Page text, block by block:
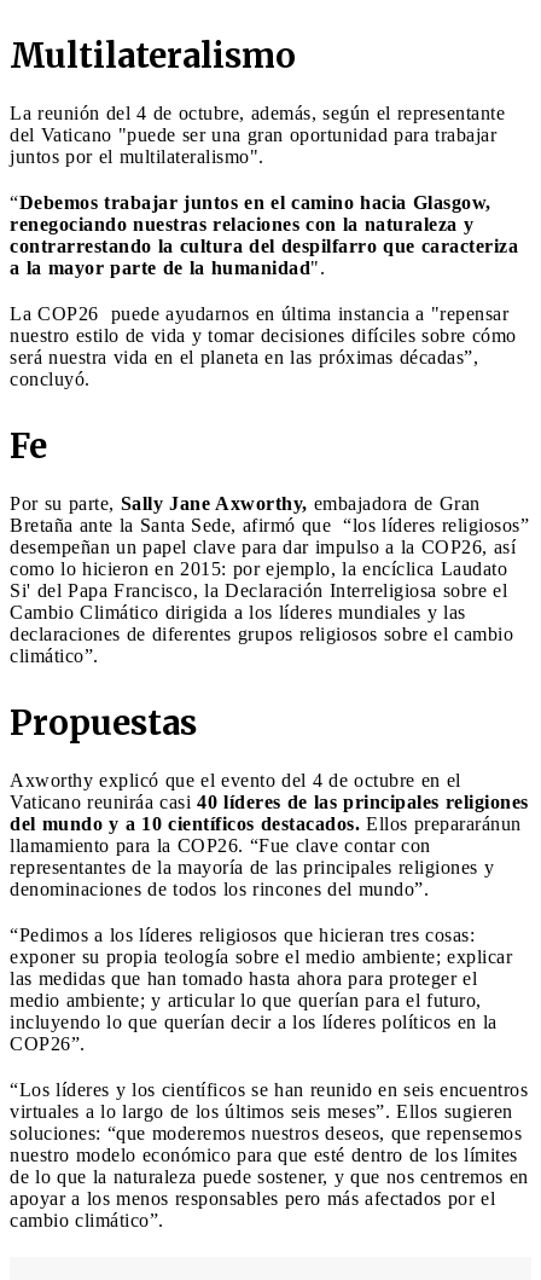
Multilateralismo
La reunión del 4 de octubre, además, según el representante
del Vaticano "puede ser una gran oportunidad para trabajar
juntos por el multilateralismo".
“Debemos trabajar juntos en el camino hacia Glasgow,
renegociando nuestras relaciones con la naturaleza y
contrarrestando la cultura del despilfarro que caracteriza
a la mayor parte de la humanidad".
La COP26 puede ayudarnos en última instancia a "repensar
nuestro estilo de vida y tomar decisiones difíciles sobre cómo
será nuestra vida en el planeta en las próximas décadas”,
concluyó.
Fe
Por su parte, Sally Jane Axworthy, embajadora de Gran
Bretaña ante la Santa Sede, afirmó que “los líderes religiosos”
desempeñan un papel clave para dar impulso a la COP26, así
como lo hicieron en 2015: por ejemplo, la encíclica Laudato
Si' del Papa Francisco, la Declaración Interreligiosa sobre el
Cambio Climático dirigida a los líderes mundiales y las
declaraciones de diferentes grupos religiosos sobre el cambio
climático”.
Propuestas
Axworthy explicó que el evento del 4 de octubre en el
Vaticano reuniráa casi 40 líderes de las principales religiones
del mundo y a 10 científicos destacados. Ellos prepararánun
llamamiento para la COP26. “Fue clave contar con
representantes de la mayoría de las principales religiones y
denominaciones de todos los rincones del mundo”.
“Pedimos a los líderes religiosos que hicieran tres cosas:
exponer su propia teología sobre el medio ambiente; explicar
las medidas que han tomado hasta ahora para proteger el
medio ambiente; y articular lo que querían para el futuro,
incluyendo lo que querían decir a los líderes políticos en la
COP26”.
“Los líderes y los científicos se han reunido en seis encuentros
virtuales a lo largo de los últimos seis meses”. Ellos sugieren
soluciones: “que moderemos nuestros deseos, que repensemos
nuestro modelo económico para que esté dentro de los límites
de lo que la naturaleza puede sostener, y que nos centremos en
apoyar a los menos responsables pero más afectados por el
cambio climático”.